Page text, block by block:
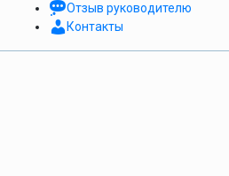
Отзыв руководителю
Контакты